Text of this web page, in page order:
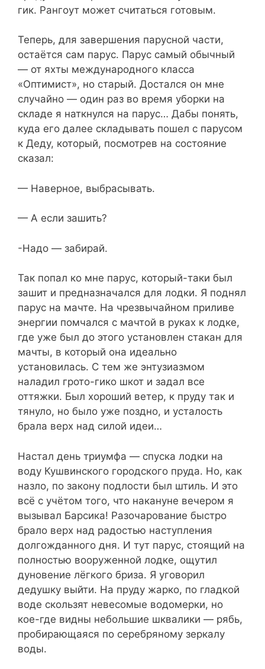
гик. Рангоут может считаться готовым.
Теперь, для завершения парусной части,
остаётся сам парус. Парус самый обычный
— от яхты международного класса
«Оптимист», но старый. Достался он мне
случайно — один раз во время уборки на
складе я наткнулся на парус… Дабы понять,
куда его далее складывать пошел с парусом
к Деду, который, посмотрев на состояние
сказал:
— Наверное, выбрасывать.
— А если зашить?
-Надо — забирай.
Так попал ко мне парус, который-таки был
зашит и предназначался для лодки. Я поднял
парус на мачте. На чрезвычайном приливе
энергии помчался с мачтой в руках к лодке,
где уже был до этого установлен стакан для
мачты, в который она идеально
установилась. С тем же энтузиазмом
наладил грото-гико шкот и задал все
оттяжки. Был хороший ветер, к пруду так и
тянуло, но было уже поздно, и усталость
брала верх над силой идеи…
Настал день триумфа — спуска лодки на
воду Кушвинского городского пруда. Но, как
назло, по закону подлости был штиль. И это
всё с учётом того, что накануне вечером я
вызывал Барсика! Разочарование быстро
брало верх над радостью наступления
долгожданного дня. И тут парус, стоящий на
полностью вооруженной лодке, ощутил
дуновение лёгкого бриза. Я уговорил
дедушку выйти. На пруду жарко, по гладкой
воде скользят невесомые водомерки, но
кое-где видны небольшие шквалики — рябь,
пробирающаяся по серебряному зеркалу
воды.